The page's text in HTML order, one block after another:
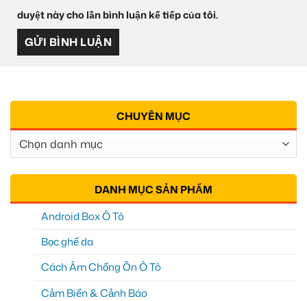
duyệt này cho lần bình luận kế tiếp của tôi.
CHUYÊN MỤC
Chuyên
Mục
DANH MỤC SẢN PHẨM
Android Box Ô Tô
Bọc ghế da
Cách Âm Chống Ồn Ô Tô
Cảm Biến & Cảnh Báo